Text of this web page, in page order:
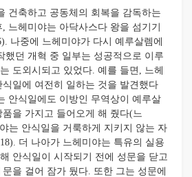
건축하고 공동체의 회복을 감독하는
느헤미야는 아닥사스다 왕을 섬기기
나중에 느헤미야가 다시 예루살렘에
했던 개혁 중 일부는 성공적으로 이루
도외시되고 있었다. 예를 들면, 느헤
일에 여전히 일하는 것을 발견했다
안식일에도 이방인 무역상이 예루살
을 가지고 들어오게 해 줬다(느
는 안식일을 거룩하게 지키지 않는 자
더 나아가 느헤미야는 특유의 실용
안식일이 시작되기 전에 성문을 닫고
을 걸어 잠가 뒀다. 또한 그는 성문에